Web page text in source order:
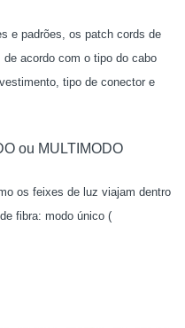
e padrões, os patch cords de
acordo com o tipo do cabo
tipo de conector e
ou MULTIMODO
os feixes de luz viajam dentro
fibra: modo único (